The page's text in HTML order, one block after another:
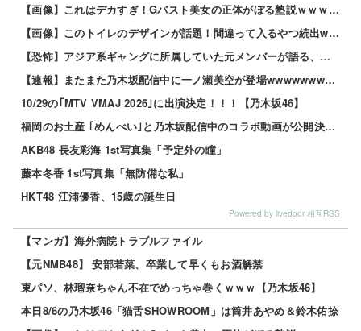
【画像】これはデカすぎ！Gバスト美女の正体がぼる塾説ｗｗｗｗ 他
【画像】このトイレのデザインが話題！間違って入るやつ続出www 他
【恐怖】アジア系ギャングに所属していた元メンバーが語る、あの時のリアルすぎる体験談… 他
【速報】またまた乃木坂配信中に一ノ瀬美空が登場wwwwwwwww
10/29の｢MTV VMAJ 2026｣に出演決定！！！【乃木坂46】
福岡のお土産 ｢めんべい｣と乃木坂配信中のコラボ動画が公開決定！！！【乃木坂46】
AKB48 長友彩海 1st写真集「予定外の瞳」
藤本冬香 1st写真集「無防備な私」
HKT48 江浦優香、15歳の誕生日
Powered by livedoor 相互RSS
【マンガ】海外病院トラブルファイル
【元NMB48】 安部若菜、卒業して早くもお酒解禁
東パソ、林瑠奈ちゃん不在でめっちゃ巻くｗｗｗ【乃木坂46】
本日8/6の乃木坂46「猫舌SHOWROOM」は筒井あやめ＆鈴木佑捺